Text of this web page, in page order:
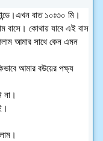
বাত ১০ঃ৩০ মি।
বাসে। কোথায় যাবে এই বাস
আমার সাথে কেন এমন
আমার বউয়ের পক্ষ্য
না।